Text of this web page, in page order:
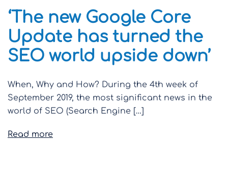
‘The new Google Core
Update has turned the
SEO world upside down’
When, Why and How? During the 4th week of
September 2019, the most significant news in the
world of SEO (Search Engine […]
Read more